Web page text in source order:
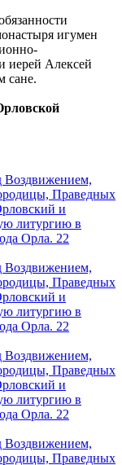
игумен
иерей Алексей
сане.